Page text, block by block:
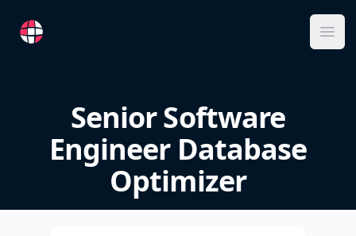
RemoteFR
Senior Software
Engineer Database
Optimizer